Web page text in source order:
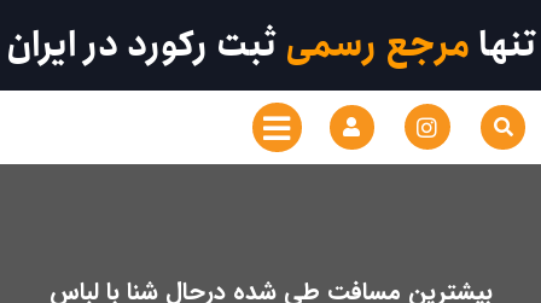
تنهامرجع رسمیثبت رکورد در ایران
بیشترین مسافت طی شده درحال شنا با لباس